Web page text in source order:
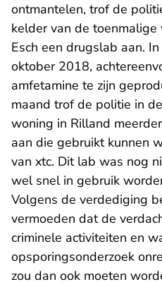
ontmantelen, trof de
kelder van de
Esch een drugslab aan.
oktober 2018,
amfetamine te zijn
maand trof de politie in
woning in Rilland
aan die gebruikt kunnen
van xtc. Dit lab was nog
wel snel in gebruik
Volgens de verdediging
vermoeden dat de
criminele activiteiten en
opsporingsonderzoek
zou dan ook moeten